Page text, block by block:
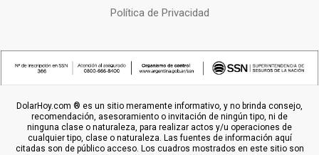
Política de Privacidad
DolarHoy.com ® es un sitio meramente informativo, y no brinda consejo,
recomendación, asesoramiento o invitación de ningún tipo, ni de
ninguna clase o naturaleza, para realizar actos y/u operaciones de
cualquier tipo, clase o naturaleza. Las fuentes de información aquí
citadas son de público acceso. Los cuadros mostrados en este sitio son